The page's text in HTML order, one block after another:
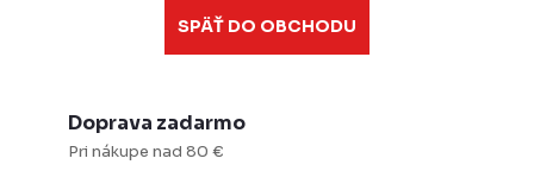
SPÄŤ DO OBCHODU
Doprava zadarmo
Pri nákupe nad 80 €